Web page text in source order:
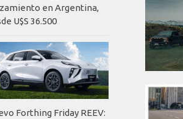
en Argentina,
U$S 36.500
Forthing Friday REEV: